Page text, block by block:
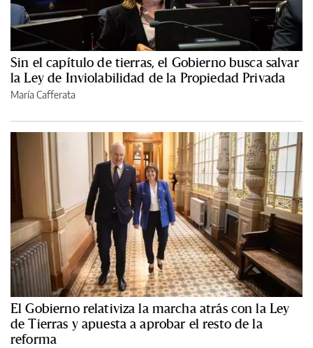
Sin el capítulo de tierras, el Gobierno busca salvar
la Ley de Inviolabilidad de la Propiedad Privada
María Cafferata
El Gobierno relativiza la marcha atrás con la Ley
de Tierras y apuesta a aprobar el resto de la
reforma